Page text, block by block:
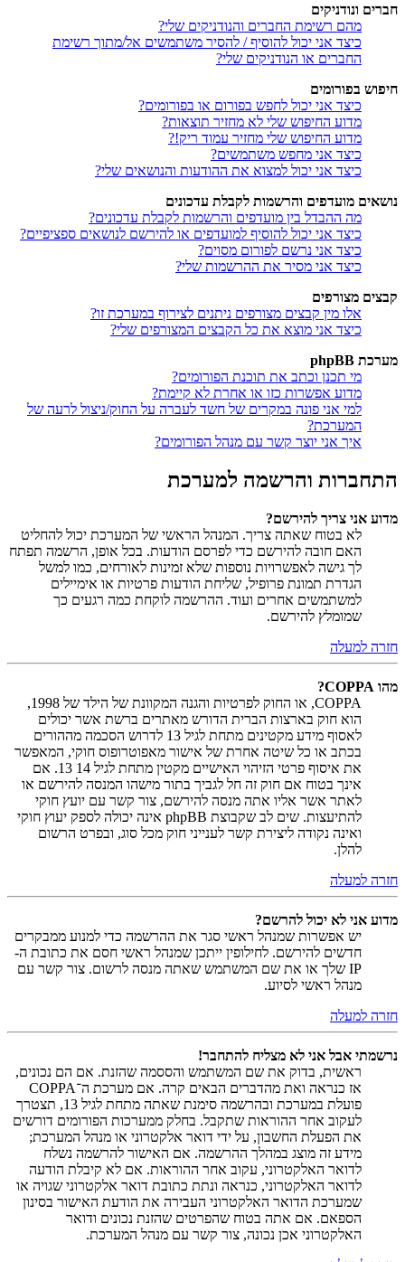
חברים ונודניקים
מהם רשימת החברים והנודניקים שלי?
כיצד אני יכול להוסיף / להסיר משתמשים אל/מתוך רשימת
החברים או הנודניקים שלי?
חיפוש בפורומים
כיצד אני יכול לחפש בפורום או בפורומים?
מדוע החיפוש שלי לא מחזיר תוצאות?
מדוע החיפוש שלי מחזיר עמוד ריק!?
כיצד אני מחפש משתמשים?
כיצד אני יכול למצוא את ההודעות והנושאים שלי?
נושאים מועדפים והרשמות לקבלת עדכונים
מה ההבדל בין מועדפים והרשמות לקבלת עדכונים?
כיצד אני יכול להוסיף למועדפים או להירשם לנושאים ספציפיים?
כיצד אני נרשם לפורום מסוים?
כיצד אני מסיר את ההרשמות שלי?
קבצים מצורפים
אלו מין קבצים מצורפים ניתנים לצירוף במערכת זו?
כיצד אני מוצא את כל הקבצים המצורפים שלי?
מערכת phpBB
מי תכנן וכתב את תוכנת הפורומים?
מדוע אפשרות כזו או אחרת לא קיימת?
למי אני פונה במקרים של חשד לעברה על החוק/ניצול לרעה של
המערכת?
איך אני יוצר קשר עם מנהל הפורומים?
התחברות והרשמה למערכת
מדוע אני צריך להירשם?
לא בטוח שאתה צריך. המנהל הראשי של המערכת יכול להחליט
האם חובה להירשם כדי לפרסם הודעות. בכל אופן, הרשמה תפתח
לך גישה לאפשרויות נוספות שלא זמינות לאורחים, כמו למשל
הגדרת תמונת פרופיל, שליחת הודעות פרטיות או אימיילים
למשתמשים אחרים ועוד. ההרשמה לוקחת כמה רגעים כך
שמומלץ להירשם.
חזרה למעלה
מהו COPPA?
COPPA, או החוק לפרטיות והגנה המקוונת של הילד של 1998,
הוא חוק בארצות הברית הדורש מאתרים ברשת אשר יכולים
לאסוף מידע מקטינים מתחת לגיל 13 לדרוש הסכמה מההורים
בכתב או כל שיטה אחרת של אישור מאפוטרופוס חוקי, המאפשר
את איסוף פרטי הזיהוי האישיים מקטין מתחת לגיל 14 13. אם
אינך בטוח אם חוק זה חל לגביך בתור מישהו המנסה להירשם או
לאתר אשר אליו אתה מנסה להירשם, צור קשר עם יועץ חוקי
להתיעצות. שים לב שקבוצת phpBB אינה יכולה לספק יעוץ חוקי
ואינה נקודה ליצירת קשר לענייני חוק מכל סוג, ובפרט הרשום
להלן.
חזרה למעלה
מדוע אני לא יכול להרשם?
יש אפשרות שמנהל ראשי סגר את ההרשמה כדי למנוע ממבקרים
חדשים להירשם. לחילופין ייתכן שמנהל ראשי חסם את כתובת ה-
IP שלך או את שם המשתמש שאתה מנסה לרשום. צור קשר עם
מנהל ראשי לסיוע.
חזרה למעלה
נרשמתי אבל אני לא מצליח להתחבר!
ראשית, בדוק את שם המשתמש והססמה שהזנת. אם הם נכונים,
אז כנראה ואת מהדברים הבאים קרה. אם מערכת ה־COPPA
פועלת במערכת ובהרשמה סימנת שאתה מתחת לגיל 13, תצטרך
לעקוב אחר ההוראות שתקבל. בחלק ממערכות הפורומים דורשים
את הפעלת החשבון, על ידי דואר אלקטרוני או מנהל המערכת;
מידע זה מוצג במהלך ההרשמה. אם האישור להרשמה נשלח
לדואר האלקטרוני, עקוב אחר ההוראות. אם לא קיבלת הודעה
לדואר האלקטרוני, כנראה ונתת כתובת דואר אלקטרוני שגויה או
שמערכת הדואר האלקטרוני העבירה את הודעת האישור בסינון
הספאם. אם אתה בטוח שהפרטים שהזנת נכונים ודואר
האלקטרוני אכן נכונה, צור קשר עם מנהל המערכת.